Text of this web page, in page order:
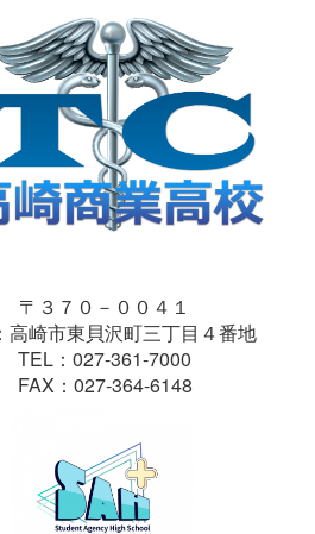
〒３７０－００４１
高崎市東貝沢町三丁目４番地
TEL：027-361-7000
FAX：027-364-6148